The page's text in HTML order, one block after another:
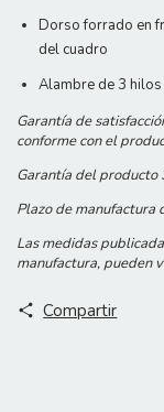
Dorso forrado en
del cuadro
Alambre de 3
Garantía de
conforme con el
Garantía del producto
Plazo de manufactura
Las medidas
manufactura, pueden
Compartir